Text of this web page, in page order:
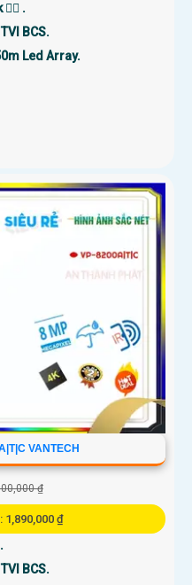
.
BCS.
Led Array.
VANTECH
₫
1,890,000 ₫
BCS.